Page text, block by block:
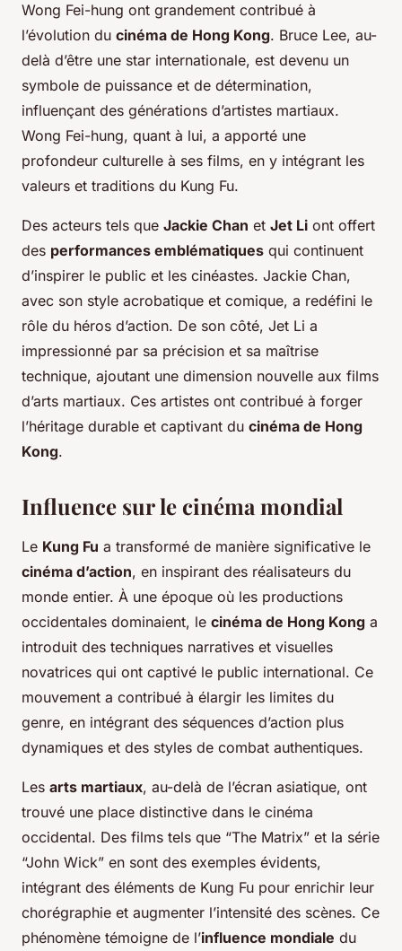
Wong Fei-hung ont grandement contribué à
l’évolution du cinéma de Hong Kong. Bruce Lee, au-
delà d’être une star internationale, est devenu un
symbole de puissance et de détermination,
influençant des générations d’artistes martiaux.
Wong Fei-hung, quant à lui, a apporté une
profondeur culturelle à ses films, en y intégrant les
valeurs et traditions du Kung Fu.
Des acteurs tels que Jackie Chan et Jet Li ont offert
des performances emblématiques qui continuent
d’inspirer le public et les cinéastes. Jackie Chan,
avec son style acrobatique et comique, a redéfini le
rôle du héros d’action. De son côté, Jet Li a
impressionné par sa précision et sa maîtrise
technique, ajoutant une dimension nouvelle aux films
d’arts martiaux. Ces artistes ont contribué à forger
l’héritage durable et captivant du cinéma de Hong
Kong.
Influence sur le cinéma mondial
Le Kung Fu a transformé de manière significative le
cinéma d’action, en inspirant des réalisateurs du
monde entier. À une époque où les productions
occidentales dominaient, le cinéma de Hong Kong a
introduit des techniques narratives et visuelles
novatrices qui ont captivé le public international. Ce
mouvement a contribué à élargir les limites du
genre, en intégrant des séquences d’action plus
dynamiques et des styles de combat authentiques.
Les arts martiaux, au-delà de l’écran asiatique, ont
trouvé une place distinctive dans le cinéma
occidental. Des films tels que “The Matrix” et la série
“John Wick” en sont des exemples évidents,
intégrant des éléments de Kung Fu pour enrichir leur
chorégraphie et augmenter l’intensité des scènes. Ce
phénomène témoigne de l’influence mondiale du